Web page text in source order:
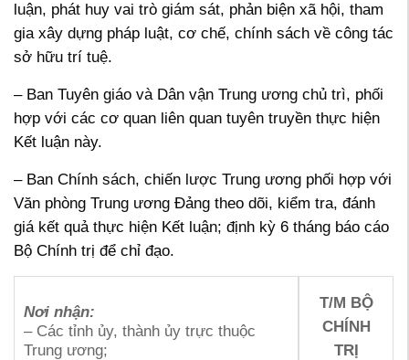
luận, phát huy vai trò giám sát, phản biện xã hội, tham
gia xây dựng pháp luật, cơ chế, chính sách về công tác
sở hữu trí tuệ.
– Ban Tuyên giáo và Dân vận Trung ương chủ trì, phối
hợp với các cơ quan liên quan tuyên truyền thực hiện
Kết luận này.
– Ban Chính sách, chiến lược Trung ương phối hợp với
Văn phòng Trung ương Đảng theo dõi, kiểm tra, đánh
giá kết quả thực hiện Kết luận; định kỳ 6 tháng báo cáo
Bộ Chính trị để chỉ đạo.
Nơi nhận:
– Các tỉnh ủy, thành ủy trực thuộc
Trung ương;
T/M BỘ
CHÍNH
TRỊ